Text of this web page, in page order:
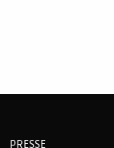
PRESSE